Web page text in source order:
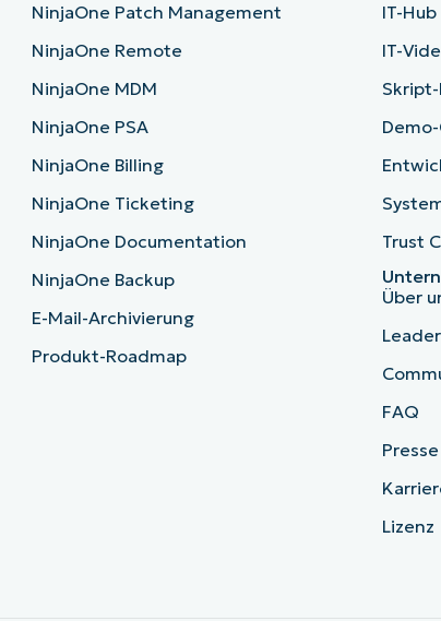
NinjaOne Patch Management
NinjaOne Remote
NinjaOne MDM
NinjaOne PSA
NinjaOne Billing
NinjaOne Ticketing
NinjaOne Documentation
NinjaOne Backup
E-Mail-Archivierung
Produkt-Roadmap
IT-Hub
IT-
Trust
Über
FAQ
Presse
Lizenz